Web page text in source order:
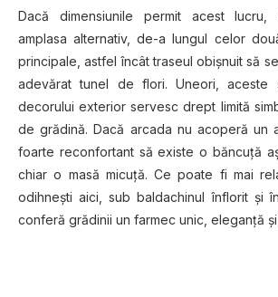
Dacă dimensiunile permit acest
amplasa alternativ, de-a lungul celor
principale, astfel încât traseul obişnuit să
adevărat tunel de flori. Uneori, aceste
decorului exterior servesc drept limită
de grădină. Dacă arcada nu acoperă un
foarte reconfortant să existe o băncuţă
chiar o masă micuţă. Ce poate fi mai
odihneşti aici, sub baldachinul înflorit şi
conferă grădinii un farmec unic, eleganţă